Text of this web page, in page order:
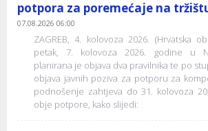
potpora za poremećaje na
07.08.2026 06:00
ZAGREB, 4. kolovoza 2026. (Hrvatska
petak, 7. kolovoza 2026. godine u
planirana je objava dva pravilnika te po
objava javnih poziva za potporu za
podnošenje zahtjeva do 31. kolovoza
obje potpore, kako slijedi: